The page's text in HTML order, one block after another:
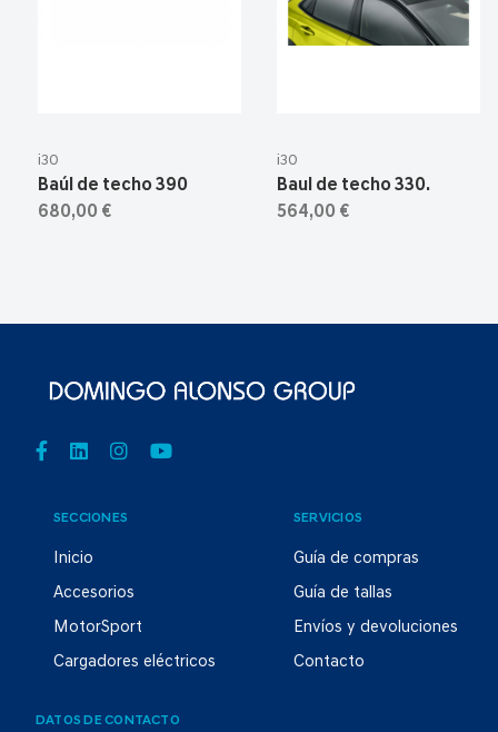
i30
Baúl de techo 390
680,00 €
i30
Baul de techo 330.
564,00 €
SECCIONES
Inicio
Accesorios
MotorSport
Cargadores eléctricos
SERVICIOS
Guía de compras
Guía de tallas
Envíos y devoluciones
Contacto
DATOS DE CONTACTO